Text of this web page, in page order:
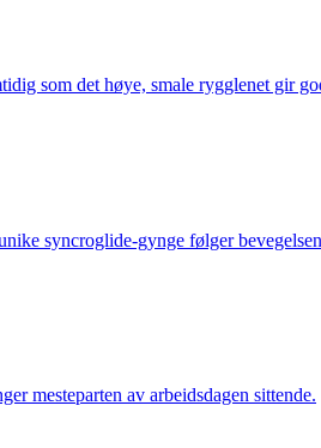
som det høye, smale rygglenet gir
syncroglide-gynge følger
mesteparten av arbeidsdagen sittende.